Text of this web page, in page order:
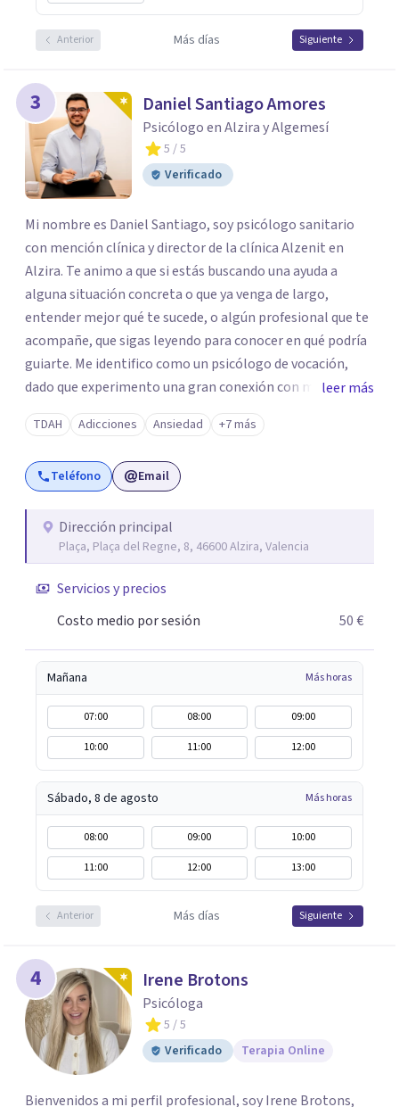
Anterior Más días Siguiente
3 Daniel Santiago Amores
Psicólogo en Alzira y Algemesí
5 / 5
Verificado
Mi nombre es Daniel Santiago, soy psicólogo sanitario
con mención clínica y director de la clínica Alzenit en
Alzira. Te animo a que si estás buscando una ayuda a
alguna situación concreta o que ya venga de largo,
entender mejor qué te sucede, o algún profesional que te
acompañe, que sigas leyendo para conocer en qué podría
guiarte. Me identifico como un psicólogo de vocación,
dado que experimento una gran conexión con mi
profesión, considerándola una de mis mayores pasiones.
Cuando alguien acude a mi consulta lo veo como un reto
para seguir creciendo profesionalmente y al mismo
tiempo como una oportunidad para volcar la experiencia
específicos de la vida, o debido a situaciones que arrastres
de hace tiempo, es posible que te estés enfrentando a
propósito en la terapia es actuar como guía y
acompañarte. Durante todo el proceso terapéutico, nos
experimentando, para luego proporcionarte las
eficazmente las dificultades estés atravesando.
leer más
TDAH Adicciones Ansiedad +7 más
Teléfono Email
Dirección principal
Plaça, Plaça del Regne, 8, 46600 Alzira, Valencia
Servicios y precios
Costo medio por sesión
50 €
Mañana Más horas
07:00 08:00
09:00
10:00
11:00 12:00
Sábado, 8 de agosto Más horas
08:00 09:00
10:00
11:00
12:00 13:00
Anterior Más días Siguiente
4 Irene Brotons
Psicóloga
5 / 5
Verificado
Terapia Online
Bienvenidos a mi perfil profesional, soy Irene Brotons,